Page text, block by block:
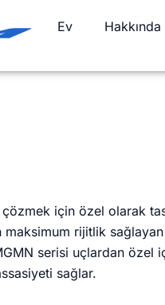
Ev Hakkında
çözmek için özel olarak
rijitlik
serisi uçlardan özel
sağlar.